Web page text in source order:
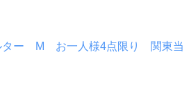
ター M お一人様4点限り 関東当